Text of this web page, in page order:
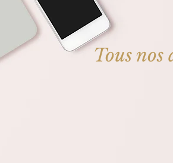
Tous nos